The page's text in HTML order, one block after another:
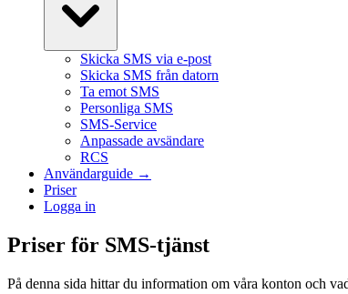
Skicka SMS via e-post
Skicka SMS från datorn
Ta emot SMS
Personliga SMS
SMS-Service
Anpassade avsändare
RCS
Användarguide →
Priser
Logga in
Priser för SMS-tjänst
På denna sida hittar du information om våra konton och